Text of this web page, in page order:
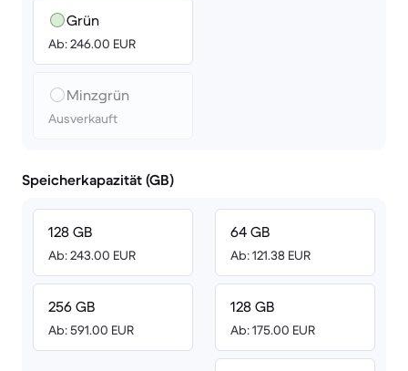
Grün
Ab: 246.00 EUR
Minzgrün
Ausverkauft
Speicherkapazität (GB)
128 GB
Ab: 243.00 EUR
256 GB
Ab: 591.00 EUR
64 GB
Ab: 121.38 EUR
128 GB
Ab: 175.00 EUR